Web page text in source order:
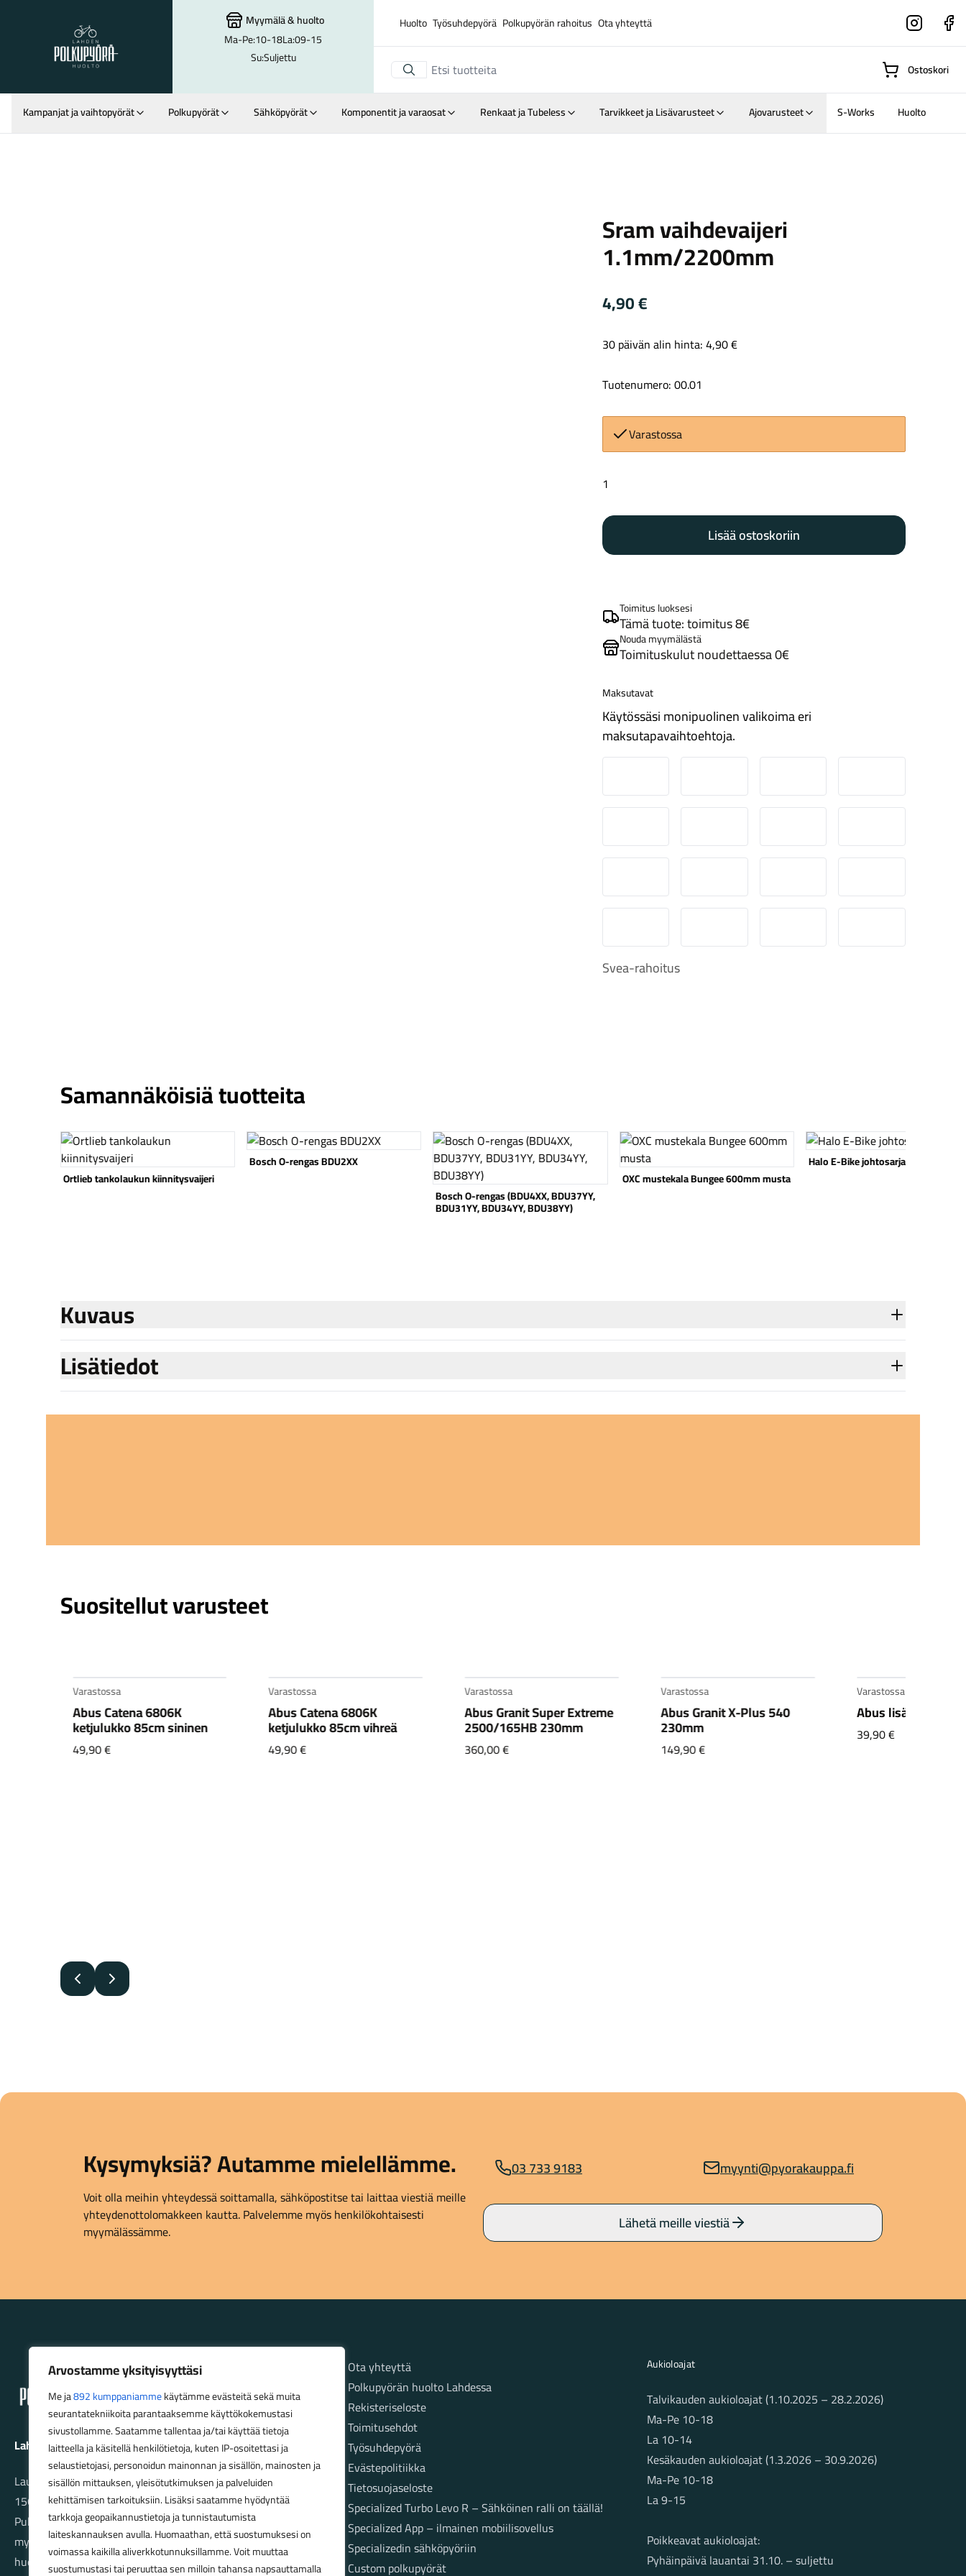
Arvostamme yksityisyyttäsi
Me ja892 kumppaniammekäytämme evästeitä sekä muita
seurantatekniikoita parantaaksemme käyttökokemustasi
sivustollamme. Saatamme tallentaa ja/tai käyttää tietoja
laitteella ja käsitellä henkilötietoja, kuten IP-osoitettasi ja
selaustietojasi, personoidun mainonnan ja sisällön, mainosten ja
sisällön mittauksen, yleisötutkimuksen ja palveluiden
kehittämisen tarkoituksiin. Lisäksi saatamme hyödyntää
tarkkoja geopaikannustietoja ja tunnistautumista
laiteskannauksen avulla. Huomaathan, että suostumuksesi on
voimassa kaikilla aliverkkotunnuksillamme. Voit muuttaa
suostumustasi tai peruuttaa sen milloin tahansa napsauttamalla
Lahden Polkupyörähuolto - etusivulle
Myymälä&huolto
Ma-Pe:10-18La:09-15
Su:Suljettu
Huolto Työsuhdepyörä Polkupyörän rahoitus Ota yhteyttä Instagram
Hakutulokset Suositut osastot
Gravel-
pyörät
Renkaat Komponentit
Ostoskori
Kampanjat ja vaihtopyörät Polkupyörät Sähköpyörät Komponentit ja varaosat Renkaat ja Tubeless Tarvikkeet ja Lisävarusteet Ajovarusteet S-Works Huolto
Sram vaihdevaijeri
1.1mm/2200mm
4,90€
30 päivän alin hinta:4,90€
Tuotenumero: 00.01
Varastossa
Sram
1.1mm/2200mm
Lisää ostoskoriin
Toimitus luoksesi
Tämä tuote: toimitus 8€
Nouda myymälästä
Toimituskulut noudettaessa 0€
Maksutavat
Käytössäsi monipuolinen valikoima eri
maksutapavaihtoehtoja.
Svea-rahoitus
Samannäköisiä tuotteita
Katso tuote
Ortlieb tankolaukun kiinnitysvaijeri
Katso tuote
Bosch O-rengas BDU2XX
Katso tuote
Bosch O-rengas (BDU4XX, BDU37YY,
BDU31YY, BDU34YY, BDU38YY)
Katso tuote
OXC mustekala Bungee 600mm musta
Katso tuote
Halo E-Bike johtosarja Shimano
Kuvaus
Lisätiedot
Suositellut varusteet
Varastossa
Abus Catena 6806K
ketjulukko 85cm sininen
49,90€
Varastossa
Abus Catena 6806K
ketjulukko 85cm vihreä
49,90€
Varastossa
Abus Granit Super Extreme
2500/165HB 230mm
360,00€
Varastossa
Abus Granit X-Plus 540
230mm
149,90€
Varastossa
Abus lisäketju
39,90€
EdellinenSeuraava
Kysymyksiä? Autamme mielellämme.
Voit olla meihin yhteydessä soittamalla, sähköpostitse tai laittaa viestiä meille
yhteydenottolomakkeen kautta. Palvelemme myös henkilökohtaisesti
myymälässämme.
03 733 9183 myynti@pyorakauppa.fi
Lähetä meille viestiä
Lahden Polkupyörähuolto - etusivulle
Lahden Polkupyörähuolto Oy
Launeenkatu 80
15610 LAHTI
Puh. 03 733 9183
myynti@pyorakauppa.fi
huolto@pyorakauppa.fi
SivutOta yhteyttä
Polkupyörän huolto Lahdessa
Rekisteriseloste
Toimitusehdot
Työsuhdepyörä
Evästepolitiikka
Tietosuojaseloste
Specialized Turbo Levo R – Sähköinen ralli on täällä!
Specialized App – ilmainen mobiilisovellus
Specializedin sähköpyöriin
Custom polkupyörät
Aukioloajat
Talvikauden aukioloajat (1.10.2025 – 28.2.2026)
Ma-Pe 10-18
La 10-14
Kesäkauden aukioloajat (1.3.2026 – 30.9.2026)
Ma-Pe 10-18
La 9-15
Poikkeavat aukioloajat:
Pyhäinpäivä lauantai 31.10. – suljettu